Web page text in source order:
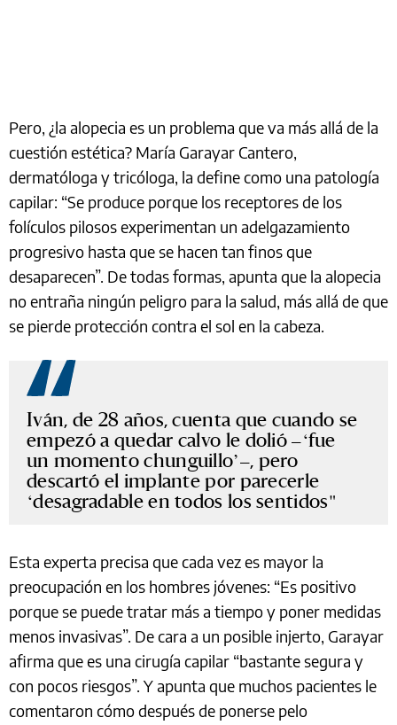
Pero, ¿la alopecia es un problema que va más allá de la
cuestión estética? María Garayar Cantero,
dermatóloga y tricóloga, la define como una patología
capilar: “Se produce porque los receptores de los
folículos pilosos experimentan un adelgazamiento
progresivo hasta que se hacen tan finos que
desaparecen”. De todas formas, apunta que la alopecia
no entraña ningún peligro para la salud, más allá de que
se pierde protección contra el sol en la cabeza.
Iván, de 28 años, cuenta que cuando se
empezó a quedar calvo le dolió –‘fue
un momento chunguillo’–, pero
descartó el implante por parecerle
‘desagradable en todos los sentidos
Esta experta precisa que cada vez es mayor la
preocupación en los hombres jóvenes: “Es positivo
porque se puede tratar más a tiempo y poner medidas
menos invasivas”. De cara a un posible injerto, Garayar
afirma que es una cirugía capilar “bastante segura y
con pocos riesgos”. Y apunta que muchos pacientes le
comentaron cómo después de ponerse pelo